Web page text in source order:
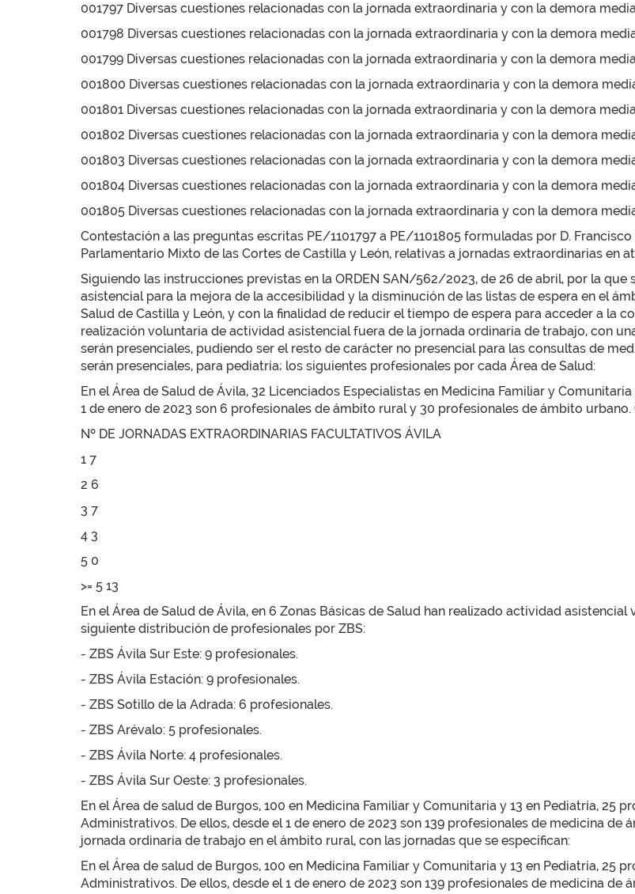
001797 Diversas cuestiones relacionadas con la jornada extraordinaria y con la demora
001798 Diversas cuestiones relacionadas con la jornada extraordinaria y con la demora
001799 Diversas cuestiones relacionadas con la jornada extraordinaria y con la demora
001800 Diversas cuestiones relacionadas con la jornada extraordinaria y con la demora
001801 Diversas cuestiones relacionadas con la jornada extraordinaria y con la demora
001802 Diversas cuestiones relacionadas con la jornada extraordinaria y con la demora
001803 Diversas cuestiones relacionadas con la jornada extraordinaria y con la demora
001804 Diversas cuestiones relacionadas con la jornada extraordinaria y con la demora
001805 Diversas cuestiones relacionadas con la jornada extraordinaria y con la demora
Contestación a las preguntas escritas PE/1101797 a PE/1101805 formuladas por D.
Parlamentario Mixto de las Cortes de Castilla y León, relativas a jornadas extraordinarias en
Siguiendo las instrucciones previstas en la ORDEN SAN/562/2023, de 26 de abril, por la
asistencial para la mejora de la accesibilidad y la disminución de las listas de espera en el
Salud de Castilla y León, y con la finalidad de reducir el tiempo de espera para acceder a la
realización voluntaria de actividad asistencial fuera de la jornada ordinaria de trabajo, con
serán presenciales, pudiendo ser el resto de carácter no presencial para las consultas de
serán presenciales, para pediatría; los siguientes profesionales por cada Área de Salud:
En el Área de Salud de Ávila, 32 Licenciados Especialistas en Medicina Familiar y
1 de enero de 2023 son 6 profesionales de ámbito rural y 30 profesionales de ámbito urbano.
Nº DE JORNADAS EXTRAORDINARIAS FACULTATIVOS ÁVILA
1 7
2 6
3 7
4 3
5 0
>= 5 13
En el Área de Salud de Ávila, en 6 Zonas Básicas de Salud han realizado actividad
siguiente distribución de profesionales por ZBS:
- ZBS Ávila Sur Este: 9 profesionales.
- ZBS Ávila Estación: 9 profesionales.
- ZBS Sotillo de la Adrada: 6 profesionales.
- ZBS Arévalo: 5 profesionales.
- ZBS Ávila Norte: 4 profesionales.
- ZBS Ávila Sur Oeste: 3 profesionales.
En el Área de salud de Burgos, 100 en Medicina Familiar y Comunitaria y 13 en Pediatría, 25
Administrativos. De ellos, desde el 1 de enero de 2023 son 139 profesionales de medicina
jornada ordinaria de trabajo en el ámbito rural, con las jornadas que se especifican:
En el Área de salud de Burgos, 100 en Medicina Familiar y Comunitaria y 13 en Pediatría, 25
Administrativos. De ellos, desde el 1 de enero de 2023 son 139 profesionales de medicina